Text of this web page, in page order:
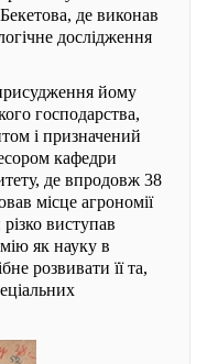
де виконав
дослідження
йому
господарства,
і призначений
кафедри
де впродовж 38
місце агрономії
виступав
як науку в
розвивати її та,